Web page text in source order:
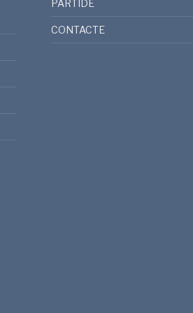
PARTIDE
CONTACTE